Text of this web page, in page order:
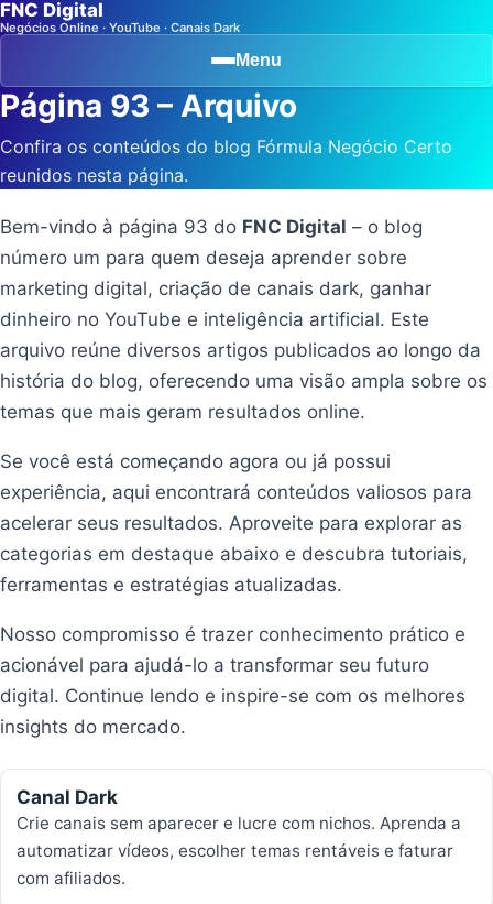
FNC Digital
Negócios Online · YouTube · Canais Dark
Menu
Página 93 – Arquivo
Confira os conteúdos do blog Fórmula Negócio Certo
reunidos nesta página.
Bem-vindo à página 93 do FNC Digital – o blog
número um para quem deseja aprender sobre
marketing digital, criação de canais dark, ganhar
dinheiro no YouTube e inteligência artificial. Este
arquivo reúne diversos artigos publicados ao longo da
história do blog, oferecendo uma visão ampla sobre os
temas que mais geram resultados online.
Se você está começando agora ou já possui
experiência, aqui encontrará conteúdos valiosos para
acelerar seus resultados. Aproveite para explorar as
categorias em destaque abaixo e descubra tutoriais,
ferramentas e estratégias atualizadas.
Nosso compromisso é trazer conhecimento prático e
acionável para ajudá-lo a transformar seu futuro
digital. Continue lendo e inspire-se com os melhores
insights do mercado.
Canal Dark
Crie canais sem aparecer e lucre com nichos. Aprenda a
automatizar vídeos, escolher temas rentáveis e faturar
com afiliados.